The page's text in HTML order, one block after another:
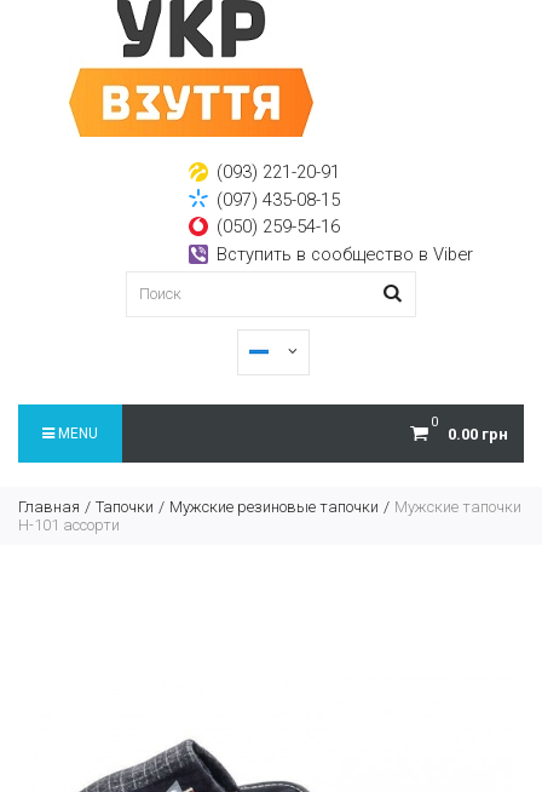
(093) 221-20-91
(097) 435-08-15
(050) 259-54-16
Вступить в сообщество в Viber
0
0.00 грн
MENU
Главная Тапочки Мужские резиновые тапочки
Мужские тапочки
H-101 ассорти